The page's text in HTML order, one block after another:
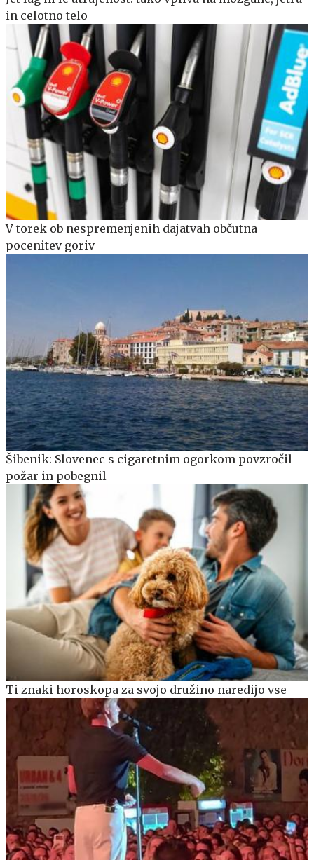
in celotno telo
V torek ob nespremenjenih dajatvah občutna
pocenitev goriv
Šibenik: Slovenec s cigaretnim ogorkom povzročil
požar in pobegnil
Ti znaki horoskopa za svojo družino naredijo vse